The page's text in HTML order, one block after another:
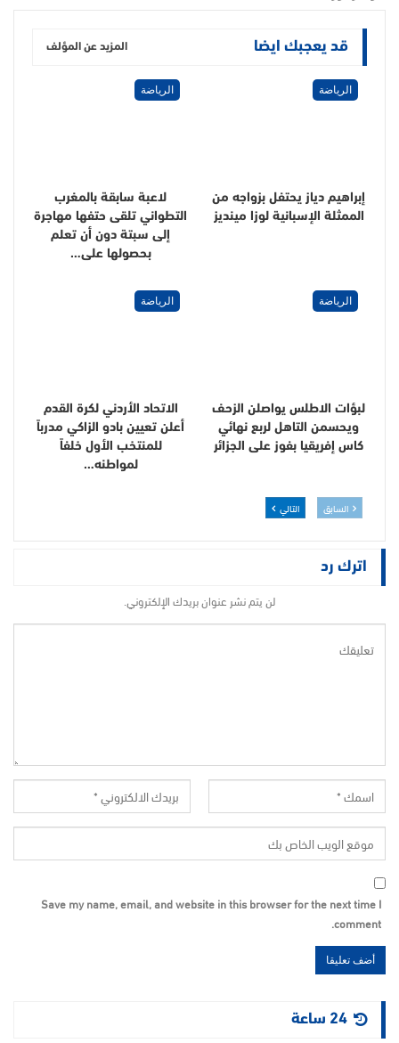
قد يعجبك ايضا المزيد عن المؤلف
الرياضة
إبراهيم دياز يحتفل بزواجه من
الممثلة الإسبانية لوزا مينديز
الرياضة
لاعبة سابقة بالمغرب
التطواني تلقى حتفها مهاجرة
إلى سبتة دون أن تعلم
بحصولها على…
الرياضة
لبؤات الاطلس يواصلن الزحف
ويحسمن التاهل لربع نهائي
كاس إفريقيا بفوز على الجزائر
الرياضة
الاتحاد الأردني لكرة القدم
أعلن تعيين بادو الزاكي مدرباً
للمنتخب الأول خلفاً
لمواطنه…
السابق التالي
اترك رد
لن يتم نشر عنوان بريدك الإلكتروني.
Save my name, email, and website in this browser for the next time I
comment.